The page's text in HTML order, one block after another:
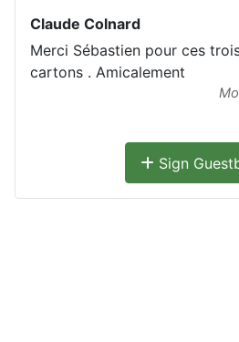
Claude Colnard
Merci Sébastien pour ces
cartons . Amicalement
Sign